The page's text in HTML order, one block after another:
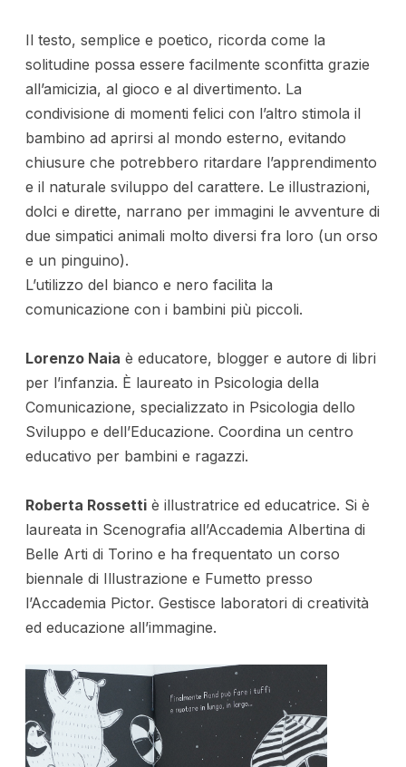
Il testo, semplice e poetico, ricorda come la
solitudine possa essere facilmente sconfitta grazie
all’amicizia, al gioco e al divertimento. La
condivisione di momenti felici con l’altro stimola il
bambino ad aprirsi al mondo esterno, evitando
chiusure che potrebbero ritardare l’apprendimento
e il naturale sviluppo del carattere. Le illustrazioni,
dolci e dirette, narrano per immagini le avventure di
due simpatici animali molto diversi fra loro (un orso
e un pinguino).
L’utilizzo del bianco e nero facilita la
comunicazione con i bambini più piccoli.
Lorenzo Naia è educatore, blogger e autore di libri
per l’infanzia. È laureato in Psicologia della
Comunicazione, specializzato in Psicologia dello
Sviluppo e dell’Educazione. Coordina un centro
educativo per bambini e ragazzi.
Roberta Rossetti è illustratrice ed educatrice. Si è
laureata in Scenografia all’Accademia Albertina di
Belle Arti di Torino e ha frequentato un corso
biennale di Illustrazione e Fumetto presso
l’Accademia Pictor. Gestisce laboratori di creatività
ed educazione all’immagine.